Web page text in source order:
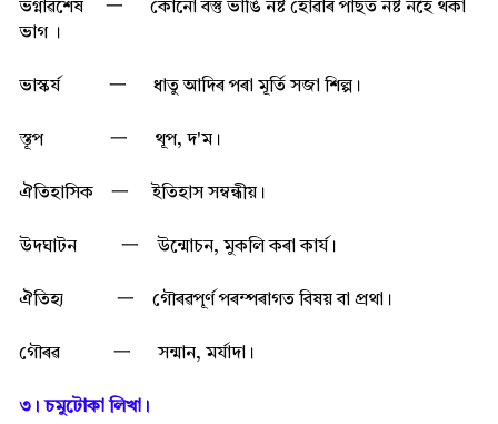
ভগ্নাৱশেষ 一
কোনো বস্তু ভাঙি নষ্ট হোৱাৰ পাছত নষ্ট নহৈ থকা
ভাগ ।
ভাস্কৰ্য 一 ধাতু আদিৰ পৰা মূৰ্তি সজা শিল্প।
স্তূপ 一 থূপ, দ'ম।
ঐতিহাসিক 一 ইতিহাস সম্বন্ধীয়।
উদঘাটন 一 উন্মোচন, মুকলি কৰা কাৰ্য।
ঐতিহ্য 一 গৌৰৱপূৰ্ণ পৰম্পৰাগত বিষয় বা প্ৰথা।
গৌৰৱ 一 সন্মান, মৰ্যাদা।
৩। চমুটোকা লিখা।